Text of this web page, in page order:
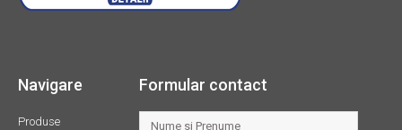
Navigare
Produse
Formular contact